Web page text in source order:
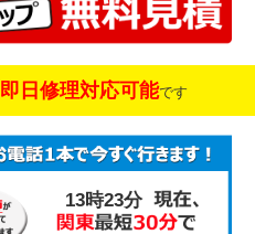
即日修理対応可能です
13時23分